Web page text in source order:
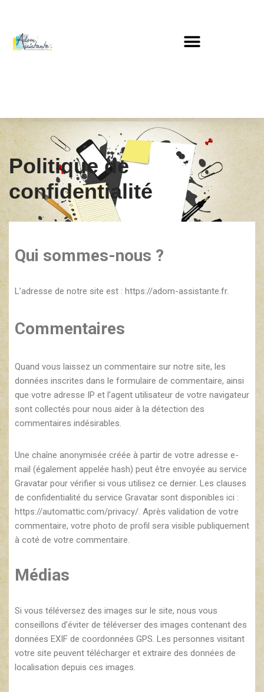
Aller
au
Politique de
confidentialité
Qui sommes-nous ?
L’adresse de notre site est : https://adom-assistante.fr.
Commentaires
Quand vous laissez un commentaire sur notre site, les
données inscrites dans le formulaire de commentaire, ainsi
que votre adresse IP et l’agent utilisateur de votre navigateur
sont collectés pour nous aider à la détection des
commentaires indésirables.
Une chaîne anonymisée créée à partir de votre adresse e-
mail (également appelée hash) peut être envoyée au service
Gravatar pour vérifier si vous utilisez ce dernier. Les clauses
de confidentialité du service Gravatar sont disponibles ici :
https://automattic.com/privacy/. Après validation de votre
commentaire, votre photo de profil sera visible publiquement
à coté de votre commentaire.
Médias
Si vous téléversez des images sur le site, nous vous
conseillons d’éviter de téléverser des images contenant des
données EXIF de coordonnées GPS. Les personnes visitant
votre site peuvent télécharger et extraire des données de
localisation depuis ces images.